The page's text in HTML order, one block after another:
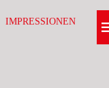
IMPRESSIONEN